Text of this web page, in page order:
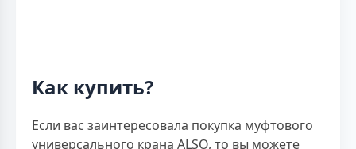
Как купить?
Если вас заинтересовала покупка муфтового
универсального крана ALSO, то вы можете